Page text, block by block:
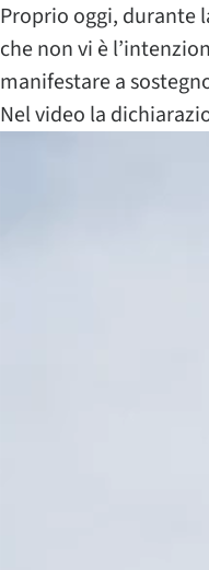
Proprio oggi, durante
che non vi è
manifestare a
Nel video la